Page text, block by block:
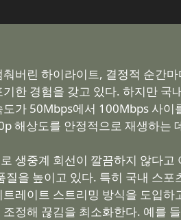
버린 하이라이트, 결정적 순간
기한 경험을 갖고 있다. 하지만
가 50Mbps에서 100Mbps 사
해상도를 안정적으로 재생하는
생중계 회선이 깔끔하지 않다
질을 높이고 있다. 특히 국내 스
레이트 스트리밍 방식을 도입
정해 끊김을 최소화한다. 예를